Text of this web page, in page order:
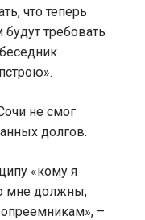
что теперь
требовать
не смог
долгов.
«кому я
мне должны,
–